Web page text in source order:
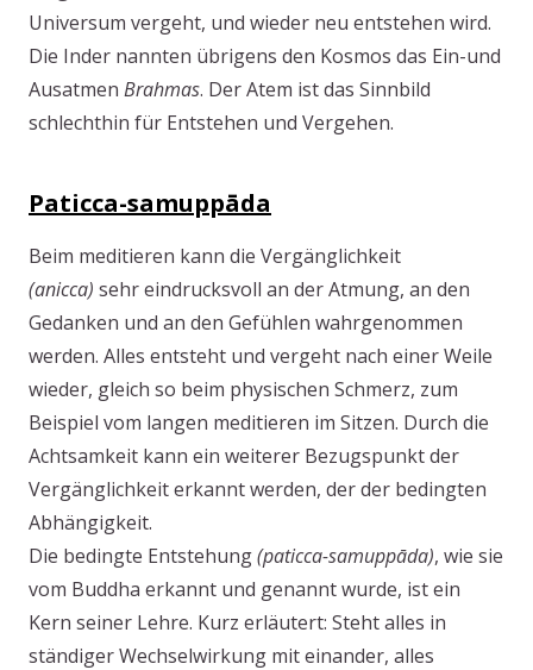
Universum vergeht, und wieder neu entstehen wird.
Die Inder nannten übrigens den Kosmos das Ein-und
Ausatmen Brahmas. Der Atem ist das Sinnbild
schlechthin für Entstehen und Vergehen.
Paticca-samuppāda
Beim meditieren kann die Vergänglichkeit
(anicca) sehr eindrucksvoll an der Atmung, an den
Gedanken und an den Gefühlen wahrgenommen
werden. Alles entsteht und vergeht nach einer Weile
wieder, gleich so beim physischen Schmerz, zum
Beispiel vom langen meditieren im Sitzen. Durch die
Achtsamkeit kann ein weiterer Bezugspunkt der
Vergänglichkeit erkannt werden, der der bedingten
Abhängigkeit.
Die bedingte Entstehung(paticca-samuppāda), wie sie
vom Buddha erkannt und genannt wurde, ist ein
Kern seiner Lehre. Kurz erläutert: Steht alles in
ständiger Wechselwirkung mit einander, alles